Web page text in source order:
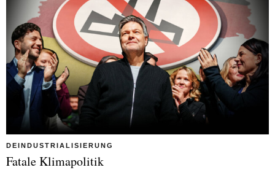
DEINDUSTRIALISIERUNG
Fatale Klimapolitik